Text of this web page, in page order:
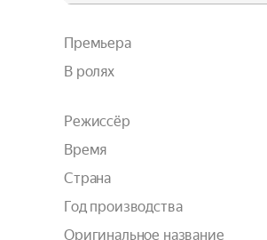
Премьера
В ролях
Режиссёр
Время
Страна
Год производства
Оригинальное название